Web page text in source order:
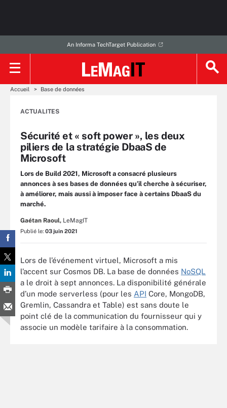
An Informa TechTarget Publication
Accueil Base de données
ACTUALITES
Sécurité et « soft power », les deux
piliers de la stratégie DbaaS de
Microsoft
Lors de Build 2021, Microsoft a consacré plusieurs
annonces à ses bases de données qu’il cherche à sécuriser,
à améliorer, mais aussi à imposer face à certains DbaaS du
marché.
Gaétan Raoul, LeMagIT
Publié le: 03 juin 2021
Lors de l’événement virtuel, Microsoft a mis
l’accent sur Cosmos DB. La base de données NoSQL
a le droit à sept annonces. La disponibilité générale
d’un mode serverless (pour les API Core, MongoDB,
Gremlin, Cassandra et Table) est sans doute le
point clé de la communication du fournisseur qui y
associe un modèle tarifaire à la consommation.